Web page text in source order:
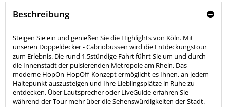
Beschreibung
Steigen Sie ein und genießen Sie die Highlights von Köln. Mit
unseren Doppeldecker - Cabriobussen wird die Entdeckungstour
zum Erlebnis. Die rund 1,5stündige Fahrt führt Sie um und durch
die Innenstadt der pulsierenden Metropole am Rhein. Das
moderne HopOn-HopOff-Konzept ermöglicht es Ihnen, an jedem
Haltepunkt auszusteigen und Ihre Lieblingsplätze in Ruhe zu
entdecken. Über Lautsprecher oder LiveGuide erfahren Sie
während der Tour mehr über die Sehenswürdigkeiten der Stadt.